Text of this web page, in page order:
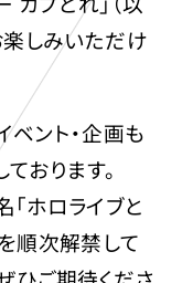
楽しみいただけ
ント・企画も
おります。
ホロライブと
順次解禁して